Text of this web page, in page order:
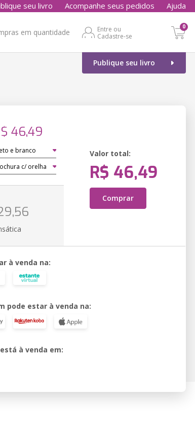
seu livro Acompanhe seus pedidos Ajuda
em quantidade
Entre ou
Cadastre-se
0
Publique seu livro
46,49
Valor total:
R$ 46,49
Comprar
à venda na:
pode estar à venda na:
à venda em: